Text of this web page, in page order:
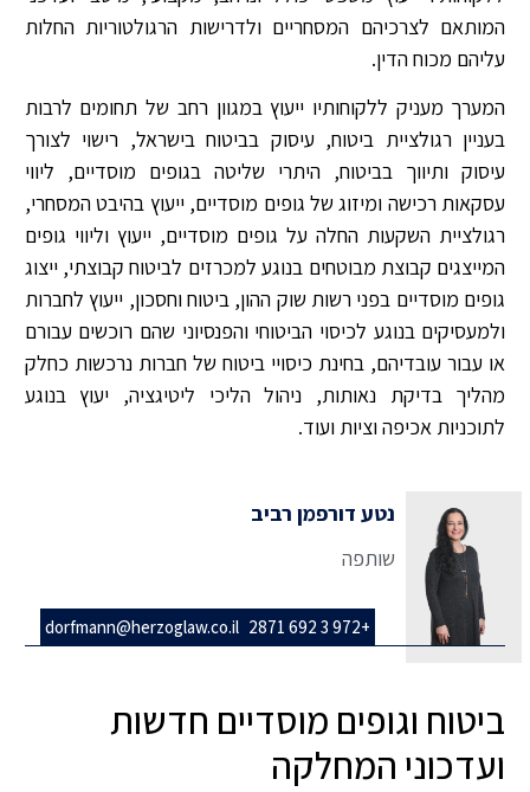
המותאם לצרכיהם המסחריים ולדרישות הרגולטוריות החלות
עליהם מכוח הדין.
המערך מעניק ללקוחותיו ייעוץ במגוון רחב של תחומים לרבות
בעניין רגולציית ביטוח, עיסוק בביטוח בישראל, רישוי לצורך
עיסוק ותיווך בביטוח, היתרי שליטה בגופים מוסדיים, ליווי
עסקאות רכישה ומיזוג של גופים מוסדיים, ייעוץ בהיבט המסחרי,
רגולציית השקעות החלה על גופים מוסדיים, ייעוץ וליווי גופים
המייצגים קבוצת מבוטחים בנוגע למכרזים לביטוח קבוצתי, ייצוג
גופים מוסדיים בפני רשות שוק ההון, ביטוח וחסכון, ייעוץ לחברות
ולמעסיקים בנוגע לכיסוי הביטוחי והפנסיוני שהם רוכשים עבורם
או עבור עובדיהם, בחינת כיסויי ביטוח של חברות נרכשות כחלק
מהליך בדיקת נאותות, ניהול הליכי ליטיגציה, יעוץ בנוגע
לתוכניות אכיפה וציות ועוד.
נטע דורפמן רביב
שותפה
+972 3 692 2871
dorfmann@herzoglaw.co.il
ביטוח וגופים מוסדיים חדשות
ועדכוני המחלקה